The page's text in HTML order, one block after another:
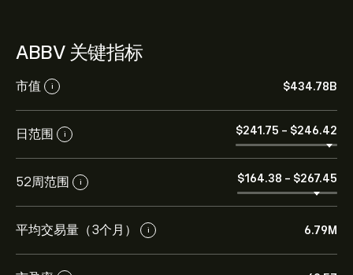
ABBV 关键指标
市值 i ‎$‎434.78B
日范围 i ‎$‎241.75 - ‎$‎246.42
52周范围 i ‎$‎164.38 - ‎$‎267.45
平均交易量（3个月） i 6.79M